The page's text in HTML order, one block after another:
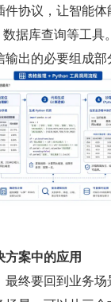
协议，让智能
据库查询等工具
出的必要组成部
方案中的应用
终要回到业务